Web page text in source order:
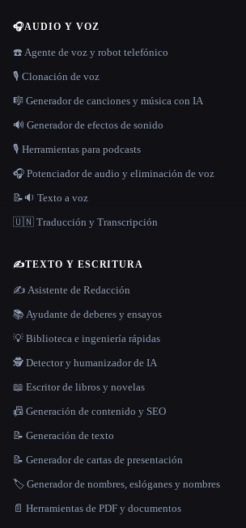
🎧AUDIO Y VOZ
☎️ Agente de voz y robot telefónico
🎙️ Clonación de voz
🎼 Generador de canciones y música con IA
🔊 Generador de efectos de sonido
🎙️ Herramientas para podcasts
🎧 Potenciador de audio y eliminación de voz
📝🔉 Texto a voz
🇺🇳 Traducción y Transcripción
✍️TEXTO Y ESCRITURA
✍️ Asistente de Redacción
📚 Ayudante de deberes y ensayos
💡 Biblioteca e ingeniería rápidas
🕵️ Detector y humanizador de IA
📖 Escritor de libros y novelas
📠 Generación de contenido y SEO
📝 Generación de texto
📝 Generador de cartas de presentación
🏷️ Generador de nombres, eslóganes y nombres
📄 Herramientas de PDF y documentos